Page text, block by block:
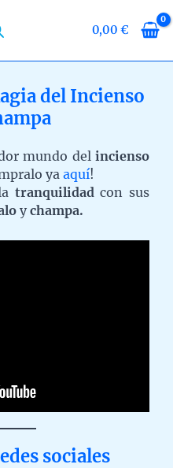
0,00€
del Incienso
mundo del incienso
ya aquí!
tranquilidad con sus
y champa.
sociales